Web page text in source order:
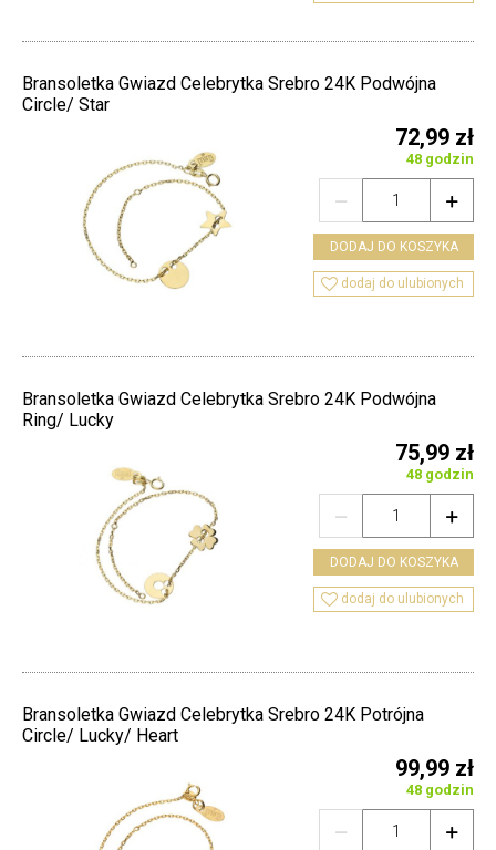
Bransoletka Gwiazd Celebrytka Srebro 24K Podwójna
Circle/ Star
72,99 zł
48 godzin


DODAJ DO KOSZYKA
 dodaj do ulubionych
Bransoletka Gwiazd Celebrytka Srebro 24K Podwójna
Ring/ Lucky
75,99 zł
48 godzin


DODAJ DO KOSZYKA
 dodaj do ulubionych
Bransoletka Gwiazd Celebrytka Srebro 24K Potrójna
Circle/ Lucky/ Heart
99,99 zł
48 godzin

